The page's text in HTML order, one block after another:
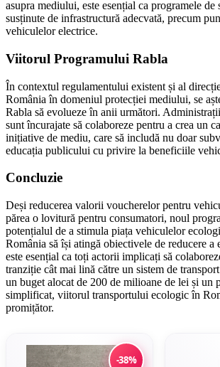
asupra mediului, este esențial ca programele de
susținute de infrastructură adecvată, precum
vehiculelor electrice.
Viitorul Programului Rabla
În contextul regulamentului existent și al
România în domeniul protecției mediului, se
Rabla să evolueze în anii următori.
sunt încurajate să colaboreze pentru a crea un
inițiative de mediu, care să includă nu doar
educația publicului cu privire la beneficiile
Concluzie
Deși reducerea valorii voucherelor pentru
părea o lovitură pentru consumatori, noul
potențialul de a stimula piața vehiculelor
România să își atingă obiectivele de reducere
este esențial ca toți actorii implicați să
tranziție cât mai lină către un sistem de
un buget alocat de 200 de milioane de lei și un
simplificat, viitorul transportului ecologic în
promițător.
-38%